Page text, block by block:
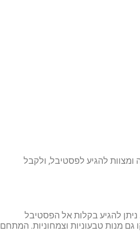
ומצוות להגיע לפסטיבל, ולקבל
להגיע בקלות אל הפסטיבל
מנות טבעוניות וצמחוניות. המתחם